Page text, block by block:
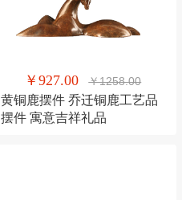
￥927.00 ￥1258.00
黄铜鹿摆件 乔迁铜鹿工艺品
摆件 寓意吉祥礼品